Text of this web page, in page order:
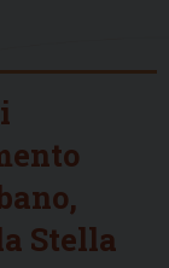
Stella